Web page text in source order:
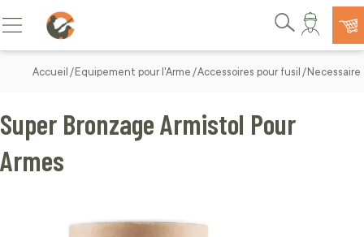
Allez au contenu
Basculer la navigation
Rechercher
Accueil Equipement pour l'Arme Accessoires pour fusil
Super Bronzage Armistol Pour
Armes